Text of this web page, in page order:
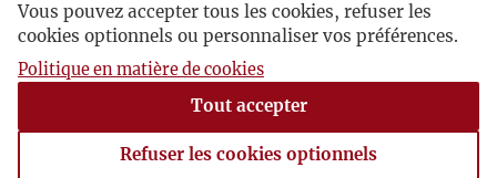
V
W
Z
O Pradze
Rzym, 1963-11-23 , Eugeniusz Bajkowski
Na pocztówce wysłanej z Rzymu Bajkowski
straszcza swoje wrażenia z wyjazdu do czeskiej
Pragi, przy czym podkreśla pozytywne zaskoczenie
Vous pouvez accepter tous les cookies, refuser les
cookies optionnels ou personnaliser vos préférences.
Politique en matière de cookies
Tout accepter
Refuser les cookies optionnels